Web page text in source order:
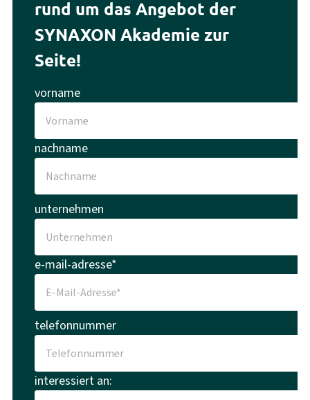
rund um das Angebot der
SYNAXON Akademie zur
Seite!
vorname
nachname
unternehmen
e-mail-adresse*
telefonnummer
interessiert an: